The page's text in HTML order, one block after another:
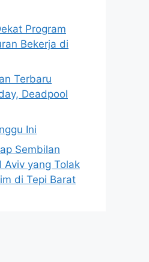
Program
Bekerja di
Terbaru
Deadpool
Ini
Sembilan
Aviv yang Tolak
di Tepi Barat